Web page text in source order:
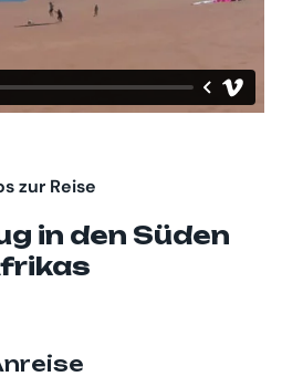
zur Reise
in den Süden